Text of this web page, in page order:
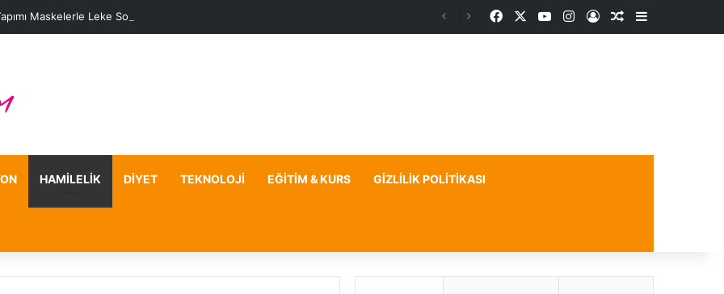
Maskelerle Leke Sorununa Çözüm Önerileri FacebookYouTubeInstagram
Kayıt OlRastgele Makale
Kenar
HAMILELIK DIYET TEKNOLOJI EĞITIM & KURS GIZLILIK POLITIKASI